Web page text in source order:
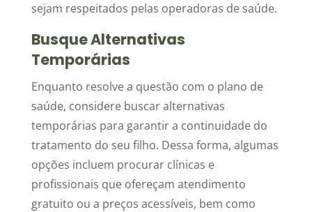
sejam respeitados pelas operadoras de saúde.
Busque Alternativas
Temporárias
Enquanto resolve a questão com o plano de
saúde, considere buscar alternativas
temporárias para garantir a continuidade do
tratamento do seu filho. Dessa forma, algumas
opções incluem procurar clínicas e
profissionais que ofereçam atendimento
gratuito ou a preços acessíveis, bem como